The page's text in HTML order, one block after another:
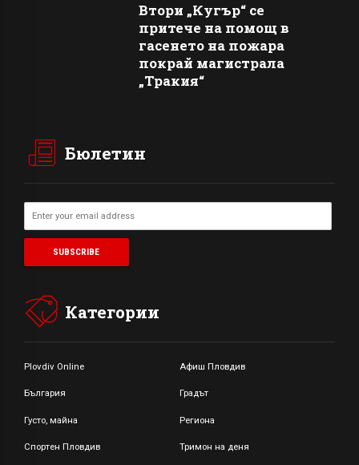
Втори „Кугър“ се
притече на помощ в
гасенето на пожара
покрай магистрала
„Тракия“
Бюлетин
Категории
Plovdiv Online Афиш Пловдив
България Градът
Густо, майна Региона
Спортен Пловдив Тримон на деня